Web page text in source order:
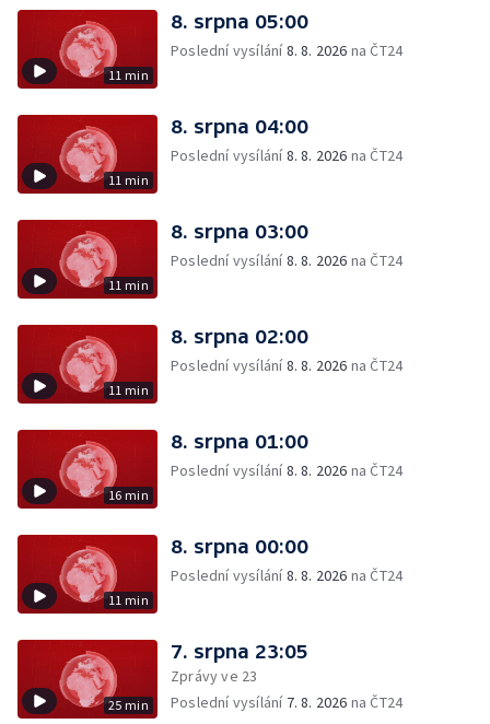
11 min
8. srpna 05:00
Poslední vysílání8. 8. 2026 na ČT24
11 min
8. srpna 04:00
Poslední vysílání8. 8. 2026 na ČT24
11 min
8. srpna 03:00
Poslední vysílání8. 8. 2026 na ČT24
11 min
8. srpna 02:00
Poslední vysílání8. 8. 2026 na ČT24
16 min
8. srpna 01:00
Poslední vysílání8. 8. 2026 na ČT24
11 min
8. srpna 00:00
Poslední vysílání8. 8. 2026 na ČT24
25 min
7. srpna 23:05
Zprávy ve 23
Poslední vysílání 7. 8. 2026 na ČT24